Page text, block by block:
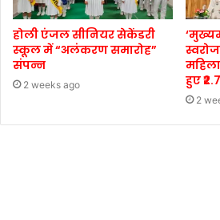
होली एंजल सीनियर सेकेंडरी
स्कूल में “अलंकरण समारोह”
संपन्न
2 weeks ago
हुए
2